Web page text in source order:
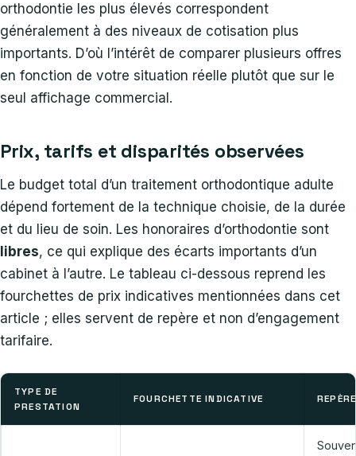
orthodontie les plus élevés correspondent
généralement à des niveaux de cotisation plus
importants. D’où l’intérêt de comparer plusieurs offres
en fonction de votre situation réelle plutôt que sur le
seul affichage commercial.
Prix, tarifs et disparités observées
Le budget total d’un traitement orthodontique adulte
dépend fortement de la technique choisie, de la durée
et du lieu de soin. Les honoraires d’orthodontie sont
libres, ce qui explique des écarts importants d’un
cabinet à l’autre. Le tableau ci-dessous reprend les
fourchettes de prix indicatives mentionnées dans cet
article ; elles servent de repère et non d’engagement
tarifaire.
TYPE DE
PRESTATION
FOURCHETTE INDICATIVE REPÈRE